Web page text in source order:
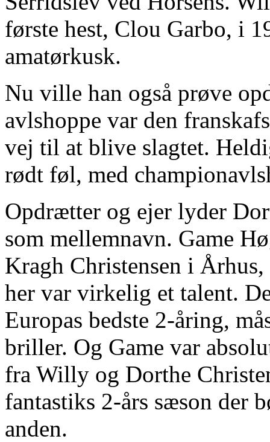
første hest, Clou Garbo, i
amatørkusk.
Nu ville han også prøve
avlshoppe var den
vej til at blive slagtet.
rødt føl, med
Opdrætter og ejer lyder
som mellemnavn. Game
Kragh Christensen i
her var virkelig et talent.
Europas bedste 2-åring,
briller. Og Game var
fra Willy og Dorthe
fantastiks 2-års sæson der
anden.